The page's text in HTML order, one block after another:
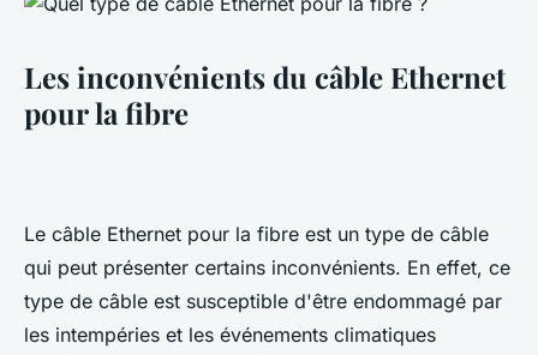
Les inconvénients du câble Ethernet
pour la fibre
Le câble Ethernet pour la fibre est un type de câble
qui peut présenter certains inconvénients. En effet, ce
type de câble est susceptible d'être endommagé par
les intempéries et les événements climatiques